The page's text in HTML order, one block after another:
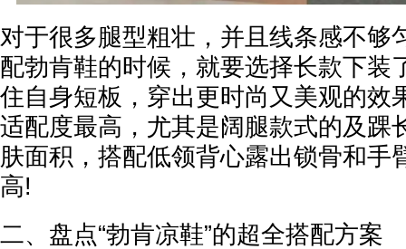
对于很多腿型粗壮，并且线条感不够
配勃肯鞋的时候，就要选择长款下装
住自身短板，穿出更时尚又美观的效
适配度最高，尤其是阔腿款式的及踝
肤面积，搭配低领背心露出锁骨和手
高!
二、盘点“勃肯凉鞋”的超全搭配方案